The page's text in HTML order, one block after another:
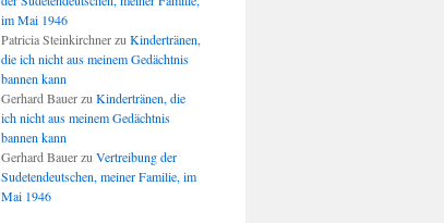
im Mai 1946
Patricia Steinkirchnerzu Kindertränen,
die ich nicht aus meinem Gedächtnis
bannen kann
Gerhard Bauerzu Kindertränen, die
ich nicht aus meinem Gedächtnis
bannen kann
Gerhard Bauerzu Vertreibung der
Sudetendeutschen, meiner Familie, im
Mai 1946